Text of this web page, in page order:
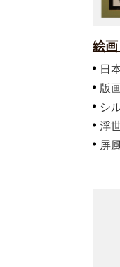
絵
日
版
シ
浮
屏